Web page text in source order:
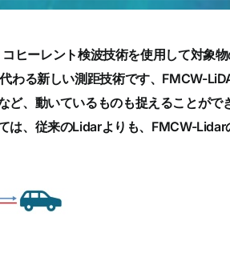
ヒーレント検波技術を使用して対象物
わる新しい測距技術です、FMCW-
、動いているものも捉えることがで
、従来のLidarよりも、FMCW-Lidar